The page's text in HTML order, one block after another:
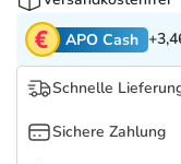
Tierapotheke
Vitamine &
Salus Deals
APO Cash
Schnelle
Sichere Zahlung